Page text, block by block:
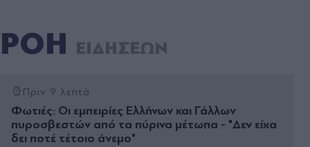
ΡΟΗ ΕΙΔΗΣΕΩΝ
Πριν 9 λεπτά
Φωτιές: Οι εμπειρίες Ελλήνων και Γάλλων
πυροσβεστών από τα πύρινα μέτωπα - "Δεν είχα
δει ποτέ τέτοιο άνεμο"